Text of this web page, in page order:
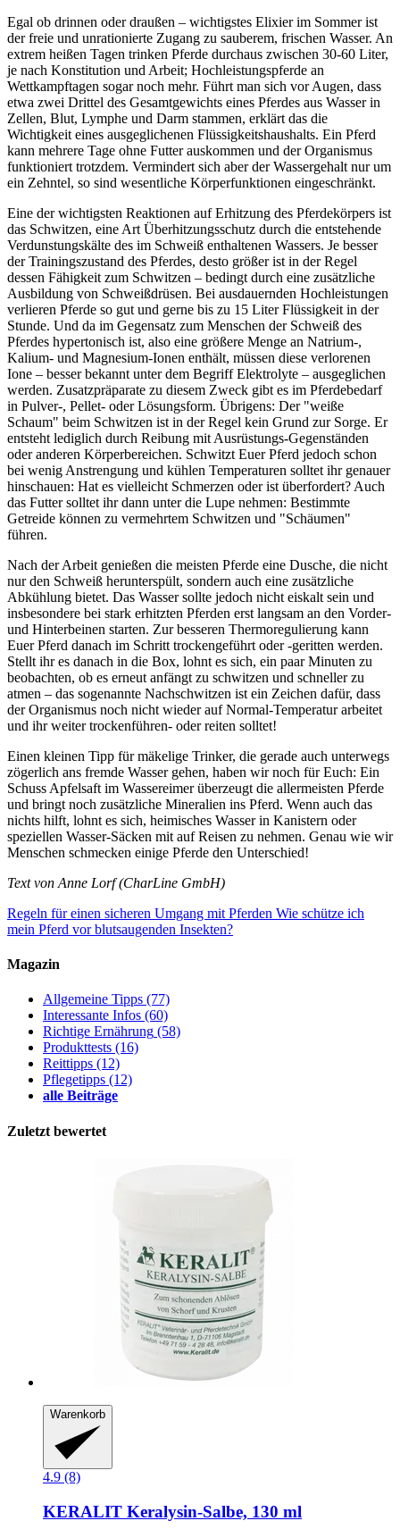
Egal ob drinnen oder draußen – wichtigstes Elixier im Sommer ist
der freie und unrationierte Zugang zu sauberem, frischen Wasser. An
extrem heißen Tagen trinken Pferde durchaus zwischen 30-60 Liter,
je nach Konstitution und Arbeit; Hochleistungspferde an
Wettkampftagen sogar noch mehr. Führt man sich vor Augen, dass
etwa zwei Drittel des Gesamtgewichts eines Pferdes aus Wasser in
Zellen, Blut, Lymphe und Darm stammen, erklärt das die
Wichtigkeit eines ausgeglichenen Flüssigkeitshaushalts. Ein Pferd
kann mehrere Tage ohne Futter auskommen und der Organismus
funktioniert trotzdem. Vermindert sich aber der Wassergehalt nur um
ein Zehntel, so sind wesentliche Körperfunktionen eingeschränkt.
Eine der wichtigsten Reaktionen auf Erhitzung des Pferdekörpers ist
das Schwitzen, eine Art Überhitzungsschutz durch die entstehende
Verdunstungskälte des im Schweiß enthaltenen Wassers. Je besser
der Trainingszustand des Pferdes, desto größer ist in der Regel
dessen Fähigkeit zum Schwitzen – bedingt durch eine zusätzliche
Ausbildung von Schweißdrüsen. Bei ausdauernden Hochleistungen
verlieren Pferde so gut und gerne bis zu 15 Liter Flüssigkeit in der
Stunde. Und da im Gegensatz zum Menschen der Schweiß des
Pferdes hypertonisch ist, also eine größere Menge an Natrium-,
Kalium- und Magnesium-Ionen enthält, müssen diese verlorenen
Ione – besser bekannt unter dem Begriff Elektrolyte – ausgeglichen
werden. Zusatzpräparate zu diesem Zweck gibt es im Pferdebedarf
in Pulver-, Pellet- oder Lösungsform. Übrigens: Der "weiße
Schaum" beim Schwitzen ist in der Regel kein Grund zur Sorge. Er
entsteht lediglich durch Reibung mit Ausrüstungs-Gegenständen
oder anderen Körperbereichen. Schwitzt Euer Pferd jedoch schon
bei wenig Anstrengung und kühlen Temperaturen solltet ihr genauer
hinschauen: Hat es vielleicht Schmerzen oder ist überfordert? Auch
das Futter solltet ihr dann unter die Lupe nehmen: Bestimmte
Getreide können zu vermehrtem Schwitzen und "Schäumen"
führen.
Nach der Arbeit genießen die meisten Pferde eine Dusche, die nicht
nur den Schweiß herunterspült, sondern auch eine zusätzliche
Abkühlung bietet. Das Wasser sollte jedoch nicht eiskalt sein und
insbesondere bei stark erhitzten Pferden erst langsam an den Vorder-
und Hinterbeinen starten. Zur besseren Thermoregulierung kann
Euer Pferd danach im Schritt trockengeführt oder -geritten werden.
Stellt ihr es danach in die Box, lohnt es sich, ein paar Minuten zu
beobachten, ob es erneut anfängt zu schwitzen und schneller zu
atmen – das sogenannte Nachschwitzen ist ein Zeichen dafür, dass
der Organismus noch nicht wieder auf Normal-Temperatur arbeitet
und ihr weiter trockenführen- oder reiten solltet!
Einen kleinen Tipp für mäkelige Trinker, die gerade auch unterwegs
zögerlich ans fremde Wasser gehen, haben wir noch für Euch: Ein
Schuss Apfelsaft im Wassereimer überzeugt die allermeisten Pferde
und bringt noch zusätzliche Mineralien ins Pferd. Wenn auch das
nichts hilft, lohnt es sich, heimisches Wasser in Kanistern oder
speziellen Wasser-Säcken mit auf Reisen zu nehmen. Genau wie wir
Menschen schmecken einige Pferde den Unterschied!
Text von Anne Lorf (CharLine GmbH)
Regeln für einen sicheren Umgang mit Pferden Wie schütze ich
mein Pferd vor blutsaugenden Insekten?
Magazin
Allgemeine Tipps (77)
Interessante Infos (60)
Richtige Ernährung (58)
Produkttests (16)
Reittipps (12)
Pflegetipps (12)
alle Beiträge
Zuletzt bewertet
Warenkorb
4.9 (8)
KERALIT Keralysin-​Salbe, 130 ml